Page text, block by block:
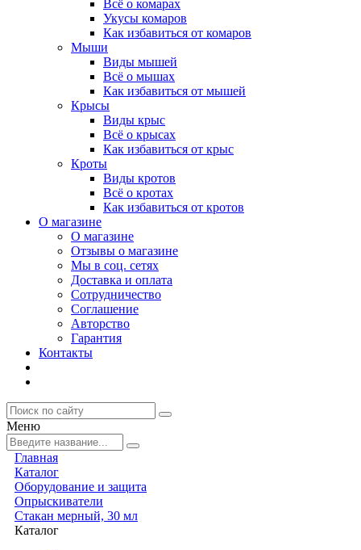
Всё о комарах
Укусы комаров
Как избавиться от комаров
Мыши
Виды мышей
Всё о мышах
Как избавиться от мышей
Крысы
Виды крыс
Всё о крысах
Как избавиться от крыс
Кроты
Виды кротов
Всё о кротах
Как избавиться от кротов
О магазине
О магазине
Отзывы о магазине
Мы в соц. сетях
Доставка и оплата
Сотрудничество
Соглашение
Авторство
Гарантия
Контакты
Меню
Главная
Каталог
Оборудование и защита
Опрыскиватели
Стакан мерный, 30 мл
Каталог